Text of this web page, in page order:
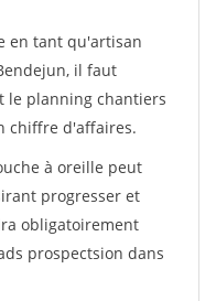
en tant qu'artisan
il faut
le planning chantiers
chiffre d'affaires.
à oreille peut
progresser et
obligatoirement
prospectsion dans